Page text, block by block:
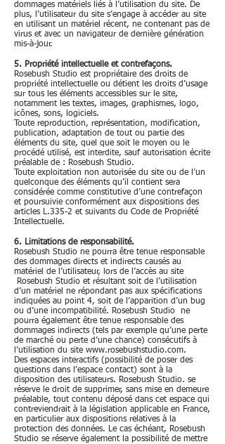
dommages matériels liés à l’utilisation du site. De
plus, l’utilisateur du site s’engage à accéder au site
en utilisant un matériel récent, ne contenant pas de
virus et avec un navigateur de dernière génération
mis-à-jour.
5. Propriété intellectuelle et contrefaçons.
Rosebush Studio est propriétaire des droits de
propriété intellectuelle ou détient les droits d’usage
sur tous les éléments accessibles sur le site,
notamment les textes, images, graphismes, logo,
icônes, sons, logiciels.
Toute reproduction, représentation, modification,
publication, adaptation de tout ou partie des
éléments du site, quel que soit le moyen ou le
procédé utilisé, est interdite, sauf autorisation écrite
préalable de : Rosebush Studio.
Toute exploitation non autorisée du site ou de l’un
quelconque des éléments qu’il contient sera
considérée comme constitutive d’une contrefaçon
et poursuivie conformément aux dispositions des
articles L.335-2 et suivants du Code de Propriété
Intellectuelle.
6. Limitations de responsabilité.
Rosebush Studio ne pourra être tenue responsable
des dommages directs et indirects causés au
matériel de l’utilisateur, lors de l’accès au site
Rosebush Studio et résultant soit de l’utilisation
d’un matériel ne répondant pas aux spécifications
indiquées au point 4, soit de l’apparition d’un bug
ou d’une incompatibilité. Rosebush Studio ne
pourra également être tenue responsable des
dommages indirects (tels par exemple qu’une perte
de marché ou perte d’une chance) consécutifs à
l’utilisation du site www.rosebushstudio.com.
Des espaces interactifs (possibilité de poser des
questions dans l’espace contact) sont à la
disposition des utilisateurs. Rosebush Studio. se
réserve le droit de supprimer, sans mise en demeure
préalable, tout contenu déposé dans cet espace qui
contreviendrait à la législation applicable en France,
en particulier aux dispositions relatives à la
protection des données. Le cas échéant, Rosebush
Studio se réserve également la possibilité de mettre